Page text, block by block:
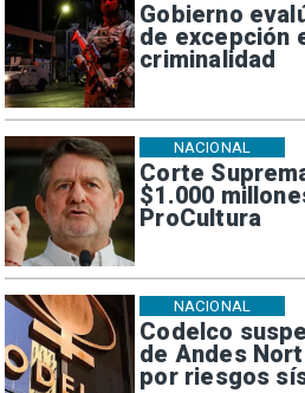
Gobierno
de excepción
criminalidad
Corte
$1.000
ProCultura
NACIONAL
Codelco
de Andes
por riesgos
NACIONAL